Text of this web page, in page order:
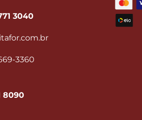
3040
3360
8090